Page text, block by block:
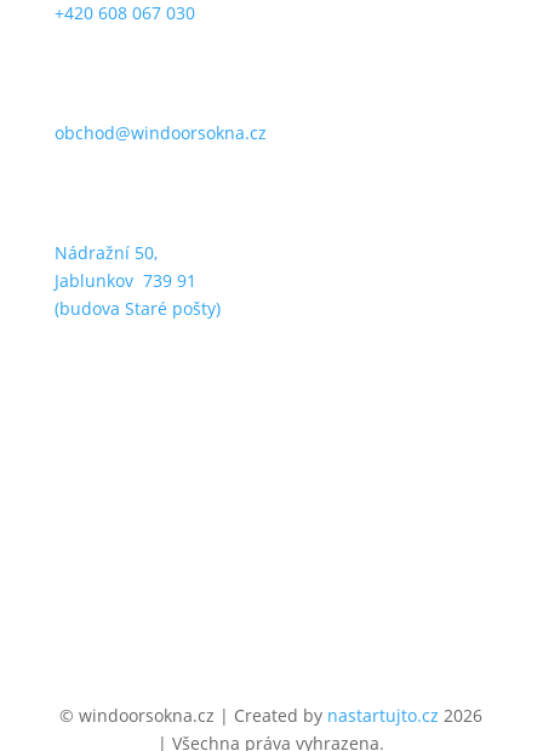
+420 608 067 030
obchod@windoorsokna.cz
Nádražní 50,
Jablunkov 739 91
(budova Staré pošty)
© windoorsokna.cz | Created by nastartujto.cz2026
| Všechna práva vyhrazena.